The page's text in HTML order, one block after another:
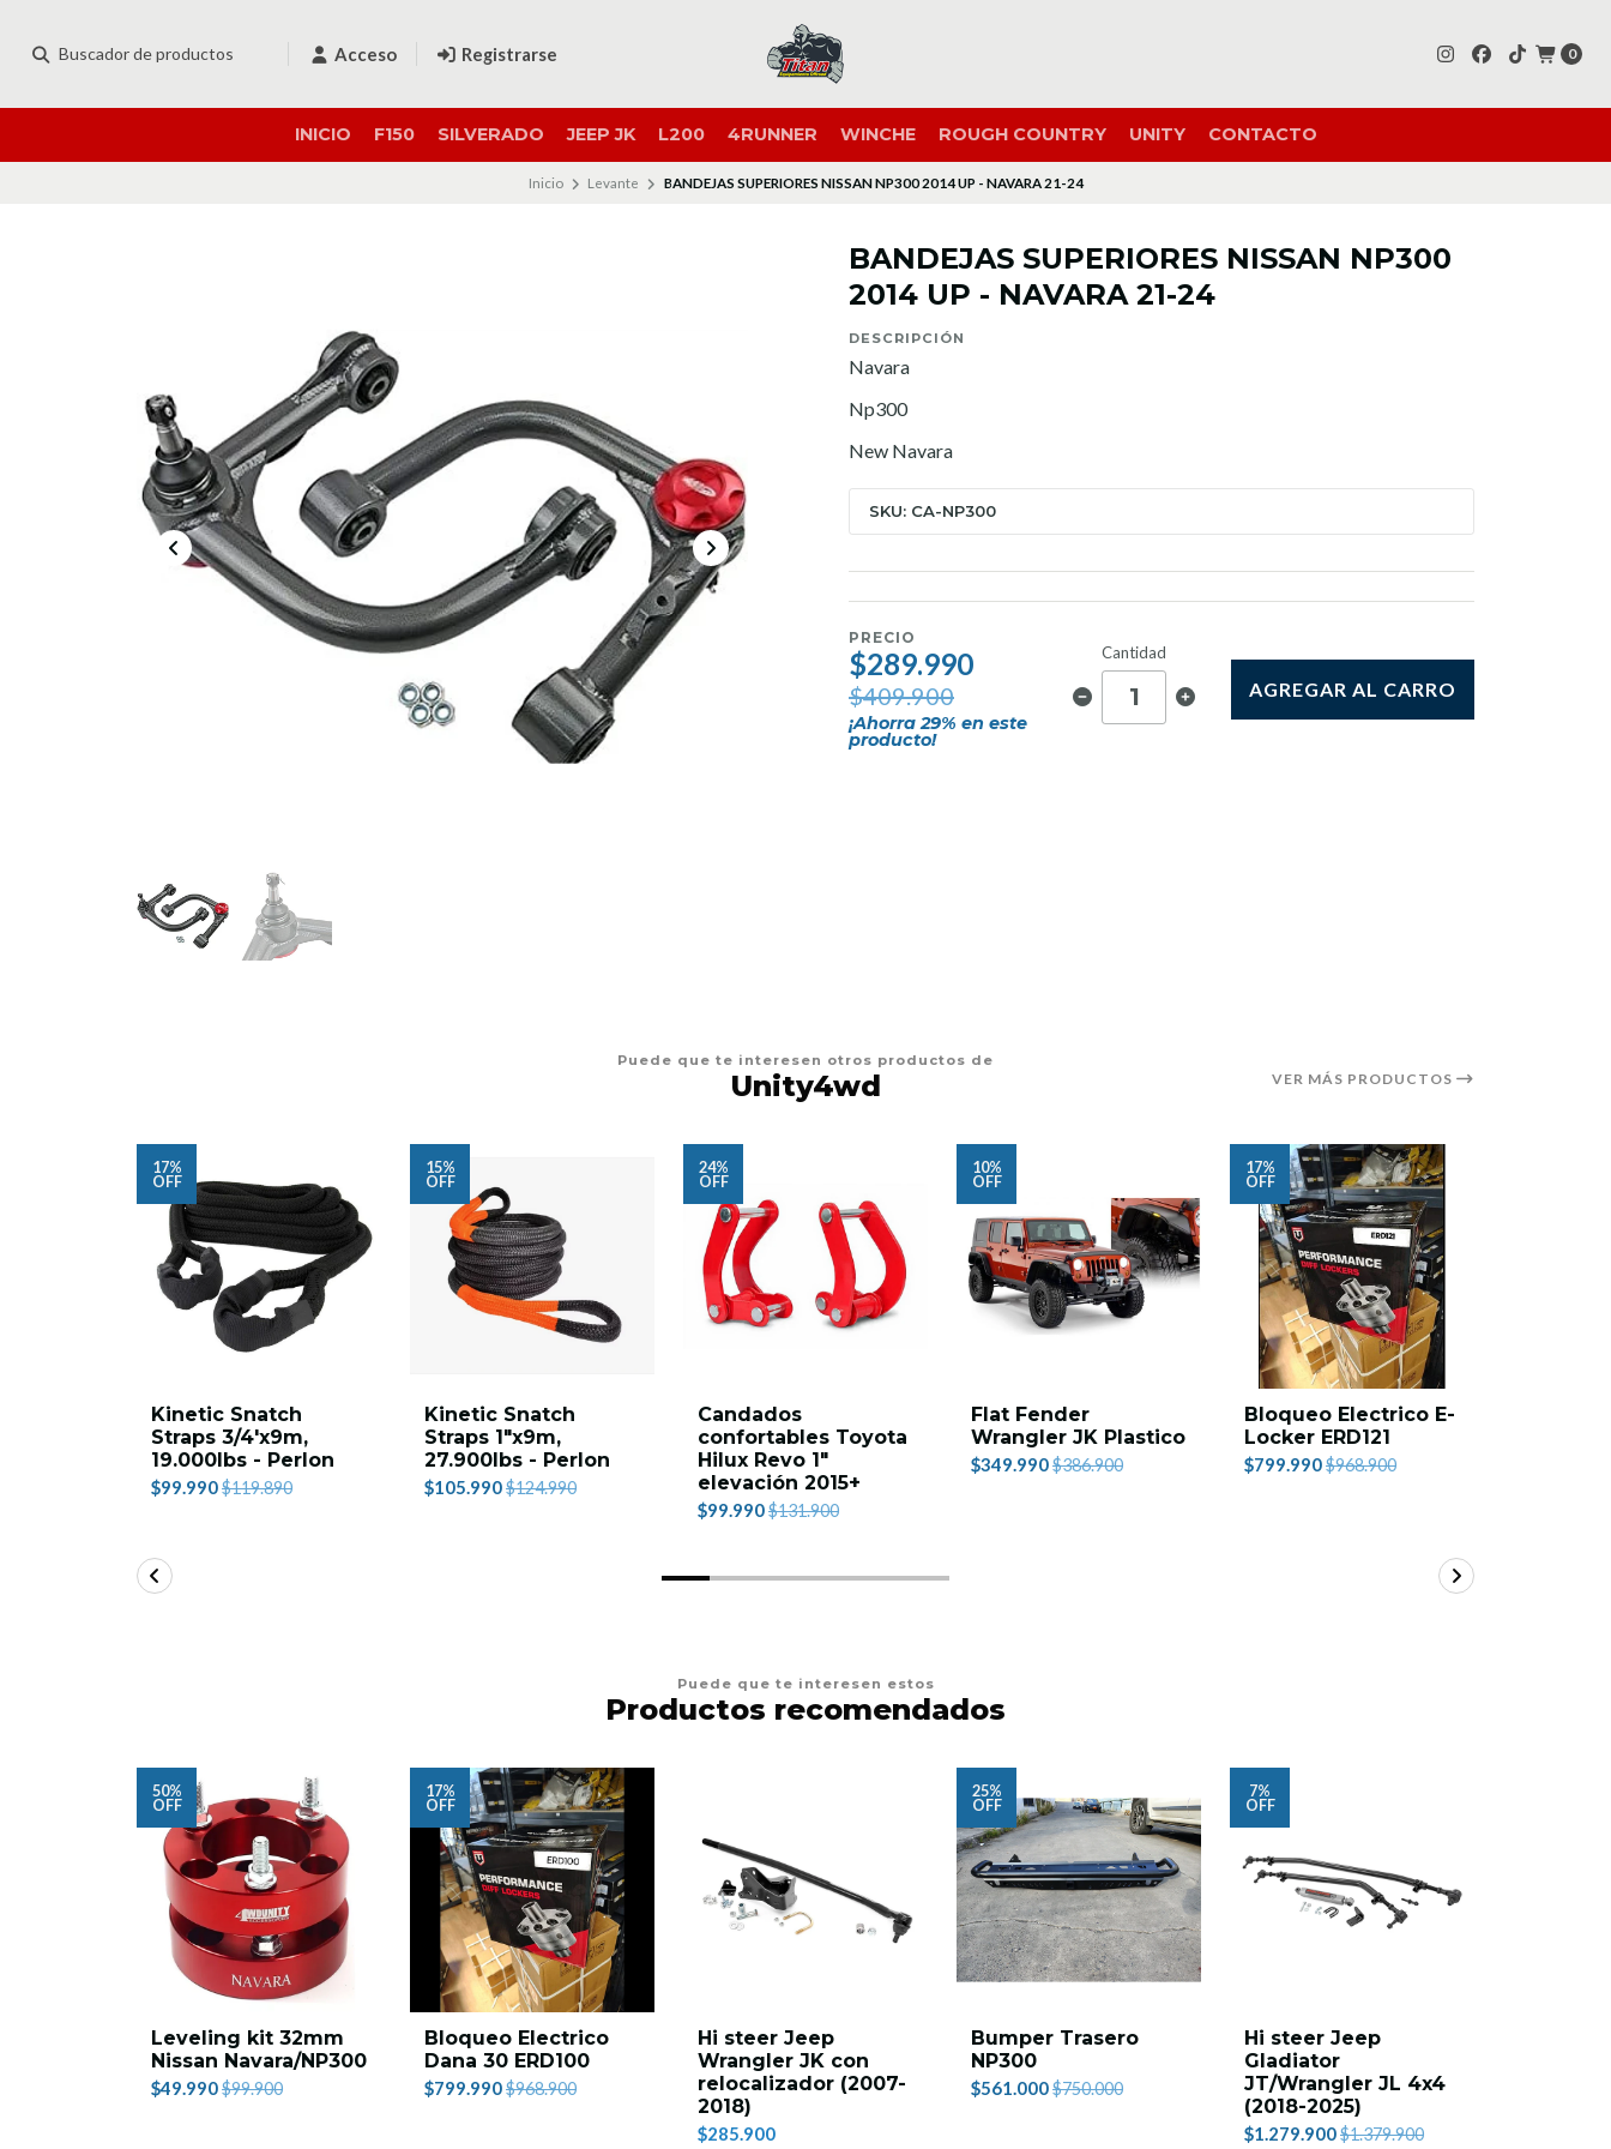
Acceso Registrarse 0
INICIO F150 SILVERADO JEEP JK L200 4RUNNER WINCHE ROUGH COUNTRY UNITY CONTACTO
Inicio Levante BANDEJAS SUPERIORES NISSAN NP300 2014 UP - NAVARA 21-24
BANDEJAS SUPERIORES NISSAN NP300
2014 UP - NAVARA 21-24
DESCRIPCIÓN
Navara
Np300
New Navara
SKU: CA-NP300
PRECIO
$289.990
$409.900
¡Ahorra29% en este
producto!
Cantidad
AGREGAR AL CARRO
Puede que te interesen otros productos de
Unity4wd VER MÁS PRODUCTOS
17%
OFF
Kinetic Snatch
Straps 3/4'x9m,
19.000lbs - Perlon
$99.990$119.890
15%
OFF
Kinetic Snatch
Straps 1"x9m,
27.900lbs - Perlon
$105.990$124.990
24%
OFF
Candados
confortables Toyota
Hilux Revo 1"
elevación 2015+
$99.990$131.900
10%
OFF
Flat Fender
Wrangler JK Plastico
$349.990$386.900
17%
OFF
Bloqueo Electrico E-
Locker ERD121
$799.990$968.900
Puede que te interesen estos
Productos recomendados
50%
OFF
Leveling kit 32mm
Nissan Navara/NP300
$49.990$99.900
17%
OFF
Bloqueo Electrico
Dana 30 ERD100
$799.990$968.900
Hi steer Jeep
Wrangler JK con
relocalizador (2007-
2018)
$285.900
25%
OFF
Bumper Trasero
NP300
$561.000$750.000
7%
OFF
Hi steer Jeep
Gladiator
JT/Wrangler JL 4x4
(2018-2025)
$1.279.900$1.379.900